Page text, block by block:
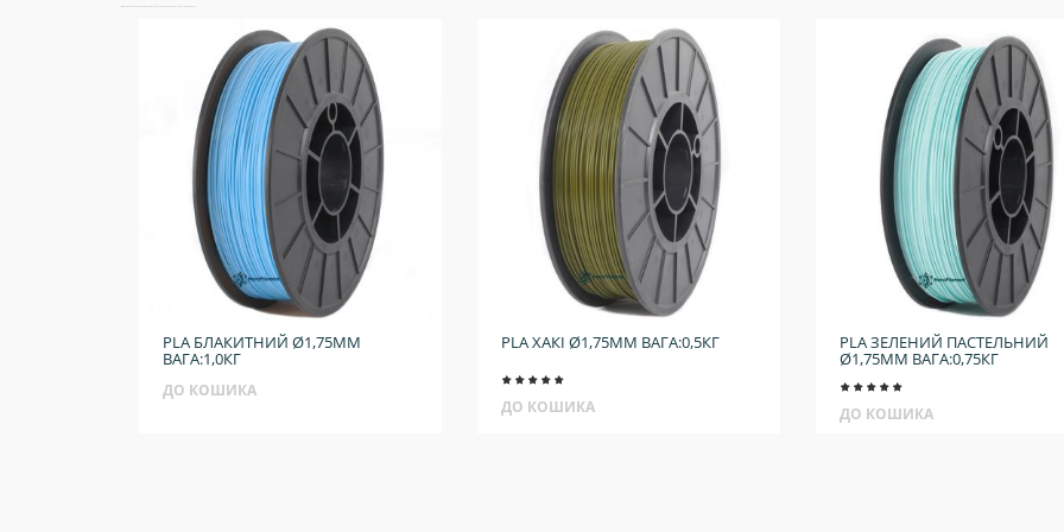
PLA БЛАКИТНИЙ Ø1,75ММ
ВАГА:1,0КГ
ДО КОШИКА
PLA ХАКІ Ø1,75ММ ВАГА:0,5КГ
ДО КОШИКА
PLA ЗЕЛЕНИЙ ПАСТЕЛЬНИЙ
Ø1,75ММ ВАГА:0,75КГ
ДО КОШИКА